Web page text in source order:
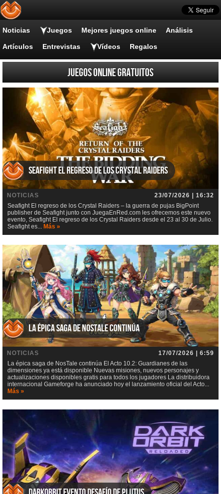
Noticias Juegos Mejores juegos online Análisis
Artículos Entrevistas Vídeos Regalos
Juegos online gratuitos
Seafight El regreso de los Crystal Raiders
NOTICIAS
23/07/2026 | 16:32
Seafight El regreso de los Crystal Raiders – la guerra de pujas BigPoint
publisher de Seafight junto con JuegaEnRed.com les ofrecemos este nuevo
evento, Seafight El regreso de los Crystal Raiders desde el 23 al 30 de Julio.
Seafight es... Más »
La épica saga de NosTale continúa
NOTICIAS
17/07/2026 | 6:59
La épica saga de NosTale continúa El Acto 10.2: Guardianes de las
dimensiones ya está disponible Nuevas misiones, nuevos personajes y
actualizaciones disponibles gratis para todos los jugadores La distribuidora
internacional Gameforge ha anunciado hoy el lanzamiento oficial del Acto...
Más »